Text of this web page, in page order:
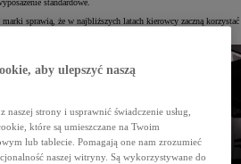
sprawią, że w najbliższych latach kierowcy zaczną korzystać
aby ulepszyć naszą
naszej strony i usprawnić świadczenie usług,
które są umieszczane na Twoim
lub tablecie. Pomagają one nam zrozumieć
naszej witryny. Są wykorzystywane do